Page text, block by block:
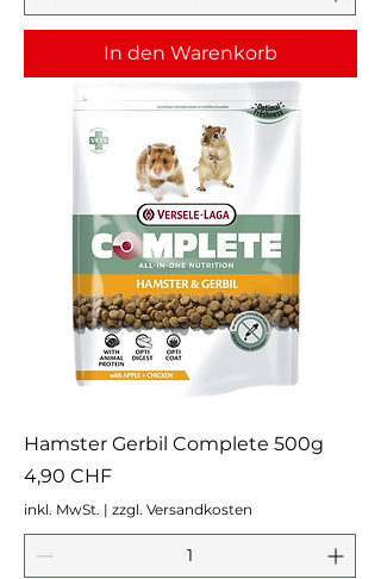
In den Warenkorb
Hamster Gerbil Complete 500g
Preis
4,90 CHF
inkl. MwSt. | zzgl. Versandkosten